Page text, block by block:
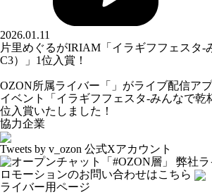
2026.01.11
片里めぐるがIRIAM「イラギフフェスタ-
C3）」1位入賞！
OZON所属ライバー「
」がライブ配信ア
イベント「イラギフフェスタ-みんなで乾
位入賞いたしました！
協力企業
Tweets by v_ozon 公式Xアカウント
弊社
ロモーションのお問い合わせはこちら
ライバー用ページ